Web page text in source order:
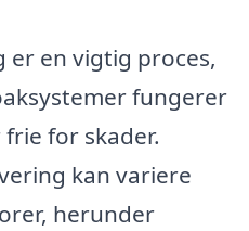
er en vigtig proces,
fungerer
for skader.
kan variere
herunder